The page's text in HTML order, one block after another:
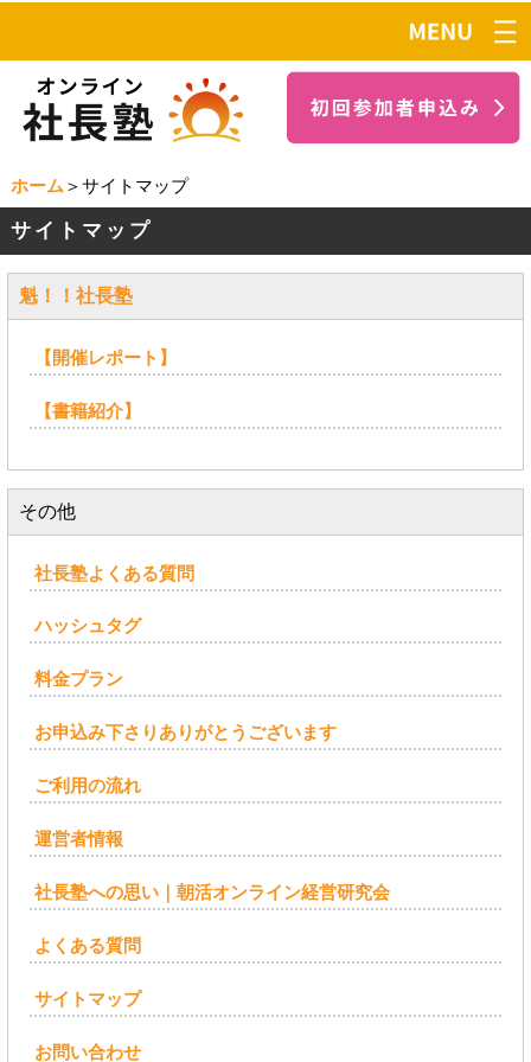
ホーム ＞サイトマップ
サイトマップ
魁！！社長塾
【開催レポート】
【書籍紹介】
その他
社長塾よくある質問
ハッシュタグ
料金プラン
お申込み下さりありがとうございます
ご利用の流れ
運営者情報
社長塾への思い｜朝活オンライン経営研究会
よくある質問
サイトマップ
お問い合わせ